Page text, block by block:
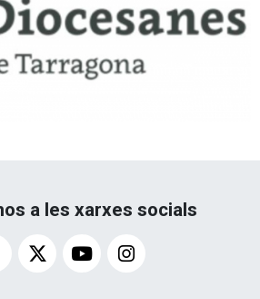
a les xarxes socials